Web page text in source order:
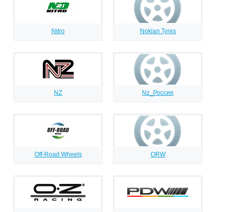
Nitro Nokian Tyres
NZ Nz_Россия
Off-Road Wheels ORW